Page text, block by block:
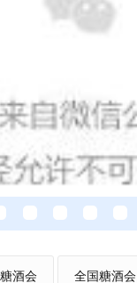
易有限公司
限公司
应链管理有限公司
链管理有限公司
公司
食品有限公司
酒会 全国糖酒会